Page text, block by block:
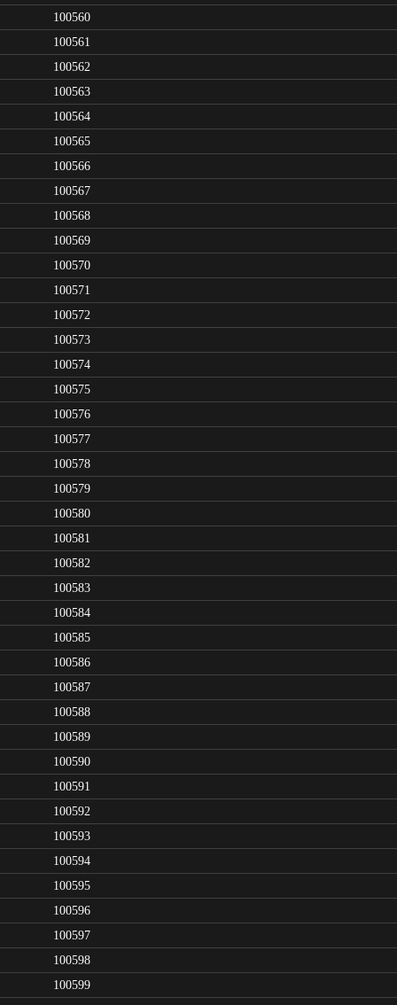
100560
100561
100562
100563
100564
100565
100566
100567
100568
100569
100570
100571
100572
100573
100574
100575
100576
100577
100578
100579
100580
100581
100582
100583
100584
100585
100586
100587
100588
100589
100590
100591
100592
100593
100594
100595
100596
100597
100598
100599